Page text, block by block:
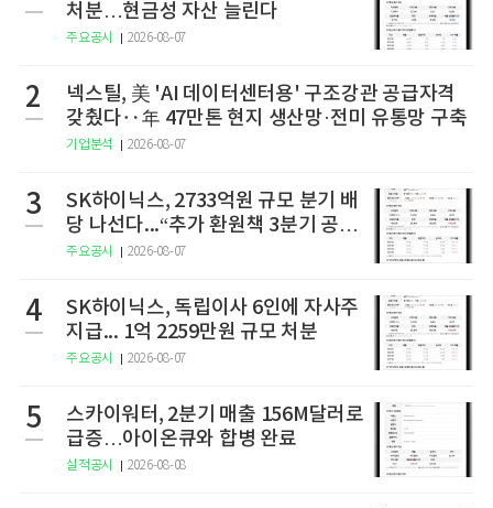
처분…현금성 자산 늘린다
주요공시 2026-08-07
2
넥스틸, 美 'AI 데이터센터용' 구조강관 공급자격
갖췄다‥年 47만톤 현지 생산망·전미 유통망 구축
기업분석 2026-08-07
3
SK하이닉스, 2733억원 규모 분기 배
당 나선다...“추가 환원책 3분기 공
개”
주요공시 2026-08-07
4
SK하이닉스, 독립이사 6인에 자사주
지급... 1억 2259만원 규모 처분
주요공시 2026-08-07
5
스카이워터, 2분기 매출 156M달러로
급증…아이온큐와 합병 완료
실적공시 2026-08-08